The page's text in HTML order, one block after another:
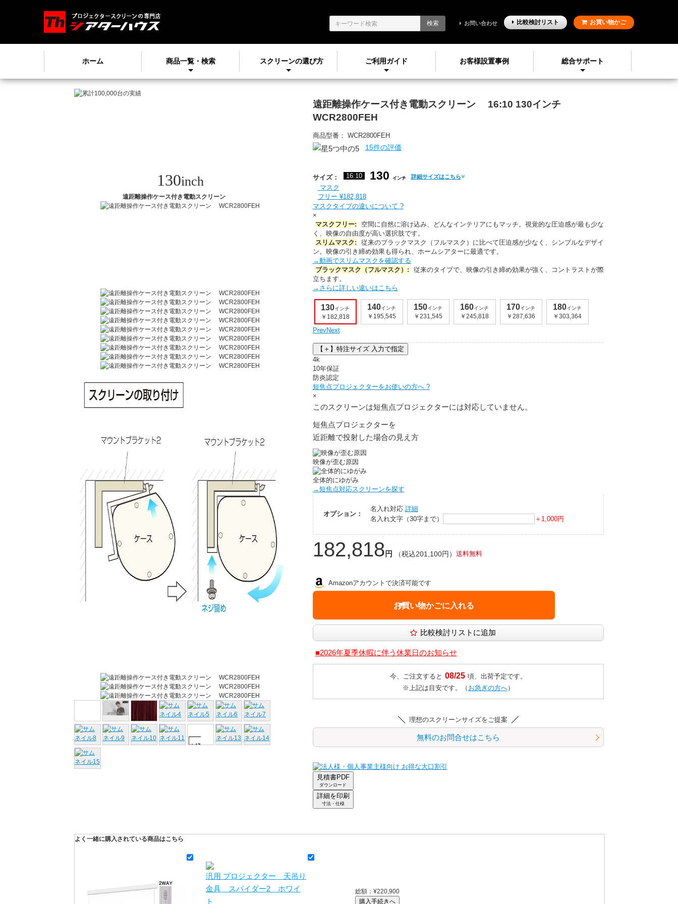
ホーム 商品一覧・検索 スクリーンの選び方 ご利用ガイド お客様設置事例 総合サポート
検索 お問い合わせ 比較検討リスト お買い物かご
130inch
遠距離操作ケース付き電動スクリーン
遠距離操作ケース付き電動スクリーン 16:10 130インチ
WCR2800FEH
商品型番： WCR2800FEH
15件の評価
サイズ： 16:10 130 インチ 詳細サイズはこちら
マスク
フリー ¥182,818
マスクタイプの違いについて ?
×
マスクフリー:
空間に自然に溶け込み、どんなインテリアにもマッチ。 視覚的な圧迫感が最も少な
く 、映像の自由度が高い選択肢です。
スリムマスク:
従来のブラックマスク（フルマスク）に比べて圧迫感が少なく、シンプルなデザイ
ン。 映像の引き締め効果も得られ、ホームシアターに最適です。
→動画でスリムマスクを確認する
ブラックマスク（フルマスク）:
従来のタイプで、映像の引き締め効果が強く、コントラストが際
立ちます。
→さらに詳しい違いはこちら
100 インチ
￥144,727
110インチ 130インチ
￥182,818
140インチ
￥195,545
150インチ
￥231,545
160インチ
￥245,818
170インチ
￥287,636
180インチ
￥303,364
PrevNext
【＋】特注サイズ 入力で指定
4k
10年保証
防炎認定
短焦点プロジェクターをお使いの方へ ?
×
このスクリーンは短焦点プロジェクターには対応していません。
短焦点プロジェクターを
近距離で投射した場合の見え方
映像が歪む原因
全体的にゆがみ
→短焦点対応スクリーンを探す
オプション：
名入れ対応 詳細
名入れ文字（30字まで）
＋1,000円
182,818 円 （税込201,100円） 送料無料
Amazonアカウントで決済可能です
■2026年夏季休暇に伴う休業日のお知らせ
今、ご注文すると 08/25 頃、出荷予定です。
※上記は目安です。（ お急ぎの方へ）
理想のスクリーンサイズをご提案
無料のお問合せはこちら
見積書PDF
ダウンロード
詳細を印刷
寸法・仕様
よく一緒に購入されている商品はこちら
汎用 プロジェクター 天吊り
金具 スパイダー2 ホワイ
ト
総額：¥220,900